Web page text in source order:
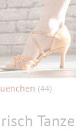
(44)